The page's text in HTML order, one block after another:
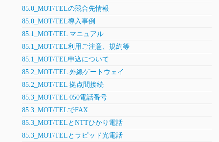
85.0_MOT/TELの競合先情報
85.0_MOT/TEL導入事例
85.1_MOT/TEL マニュアル
85.1_MOT/TEL利用ご注意、規約等
85.1_MOT/TEL申込について
85.2_MOT/TEL 外線ゲートウェイ
85.2_MOT/TEL 拠点間接続
85.3_MOT/TEL 050電話番号
85.3_MOT/TELでFAX
85.3_MOT/TELとNTTひかり電話
85.3_MOT/TELとラピッド光電話